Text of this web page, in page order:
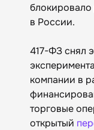
в России.
417-ФЗ снял
компании в
торговые
открытый